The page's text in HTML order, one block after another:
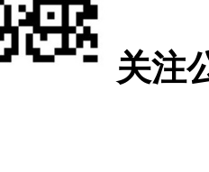
关注